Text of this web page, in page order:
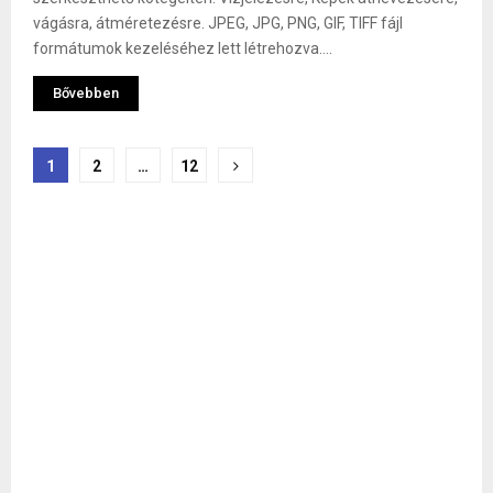
vágásra, átméretezésre. JPEG, JPG, PNG, GIF, TIFF fájl
formátumok kezeléséhez lett létrehozva....
Bővebben
Bejegyzések
1 2 … 12